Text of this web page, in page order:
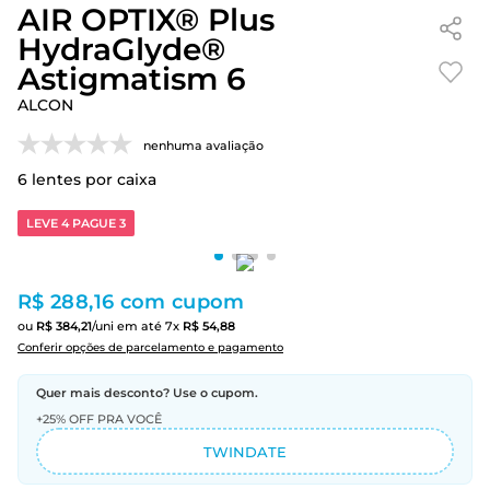
AIR OPTIX® Plus
HydraGlyde®
Astigmatism 6
ALCON
nenhuma avaliação
6 lentes por caixa
LEVE 4 PAGUE 3
R$ 288,16 com cupom
ou R$ 384,21/uni em até 7x R$ 54,88
Conferir opções de parcelamento e pagamento
Quer mais desconto? Use o cupom.
+25% OFF PRA VOCÊ
TWINDATE